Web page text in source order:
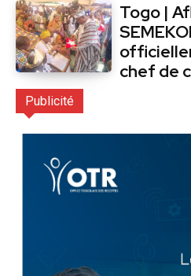
Togo |
chef de
Publicité